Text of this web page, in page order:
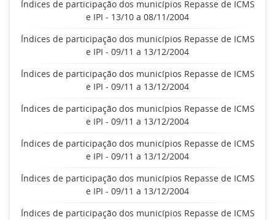
Índices de participação dos municípios Repasse de ICMS
e IPI - 13/10 a 08/11/2004
Índices de participação dos municípios Repasse de ICMS
e IPI - 09/11 a 13/12/2004
Índices de participação dos municípios Repasse de ICMS
e IPI - 09/11 a 13/12/2004
Índices de participação dos municípios Repasse de ICMS
e IPI - 09/11 a 13/12/2004
Índices de participação dos municípios Repasse de ICMS
e IPI - 09/11 a 13/12/2004
Índices de participação dos municípios Repasse de ICMS
e IPI - 09/11 a 13/12/2004
Índices de participação dos municípios Repasse de ICMS